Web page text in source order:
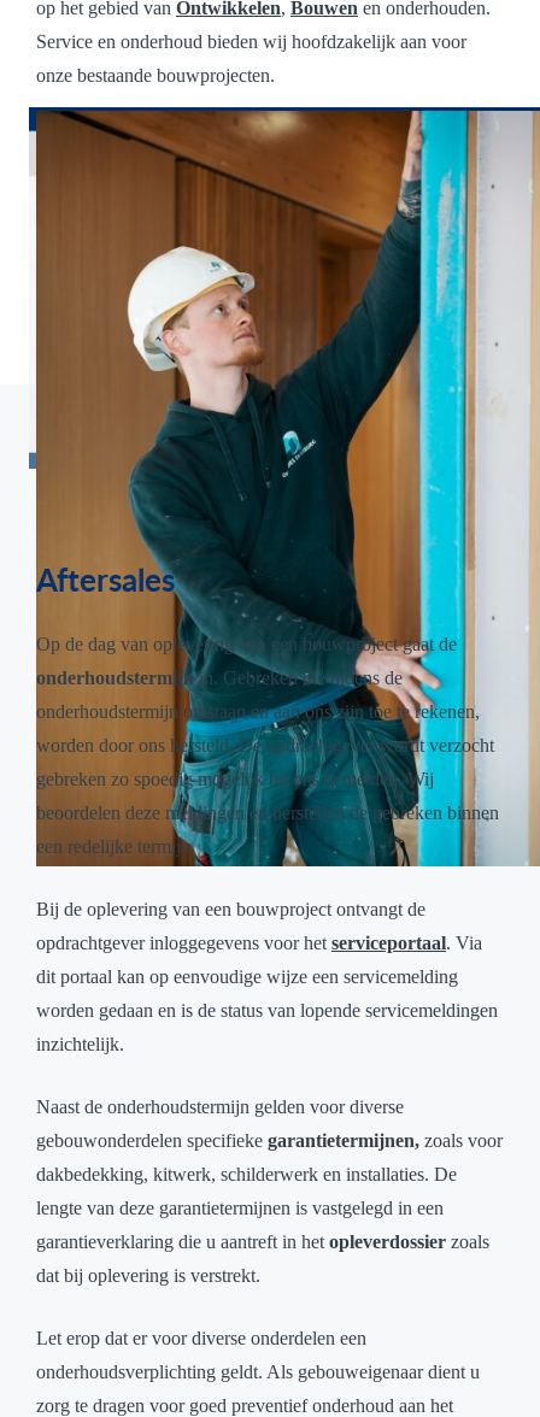
op het gebied van Ontwikkelen, Bouwen en onderhouden.
Service en onderhoud bieden wij hoofdzakelijk aan voor
onze bestaande bouwprojecten.
Wij onderscheiden hierin drie pijlers: Aftersales,
Vastgoedonderhoud en Modificaties. Deze pijlers worden
Aftersales
Op de dag van oplevering van een bouwproject gaat de
onderhoudstermijnin. Gebreken die tijdens de
onderhoudstermijn ontstaan en aan ons zijn toe te rekenen,
worden door ons hersteld. De opdrachtgever wordt verzocht
gebreken zo spoedig mogelijk bij ons te melden. Wij
beoordelen deze meldingen en herstellen de gebreken binnen
een redelijke termijn.
Bij de oplevering van een bouwproject ontvangt de
opdrachtgever inloggegevens voor het serviceportaal. Via
dit portaal kan op eenvoudige wijze een servicemelding
worden gedaan en is de status van lopende servicemeldingen
inzichtelijk.
Naast de onderhoudstermijn gelden voor diverse
gebouwonderdelen specifieke garantietermijnen, zoals voor
dakbedekking, kitwerk, schilderwerk en installaties. De
lengte van deze garantietermijnen is vastgelegd in een
garantieverklaring die u aantreft in het opleverdossier zoals
dat bij oplevering is verstrekt.
Let erop dat er voor diverse onderdelen een
onderhoudsverplichting geldt. Als gebouweigenaar dient u
zorg te dragen voor goed preventief onderhoud aan het